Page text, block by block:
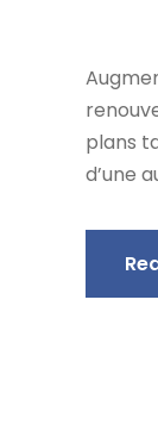
plans
d’une